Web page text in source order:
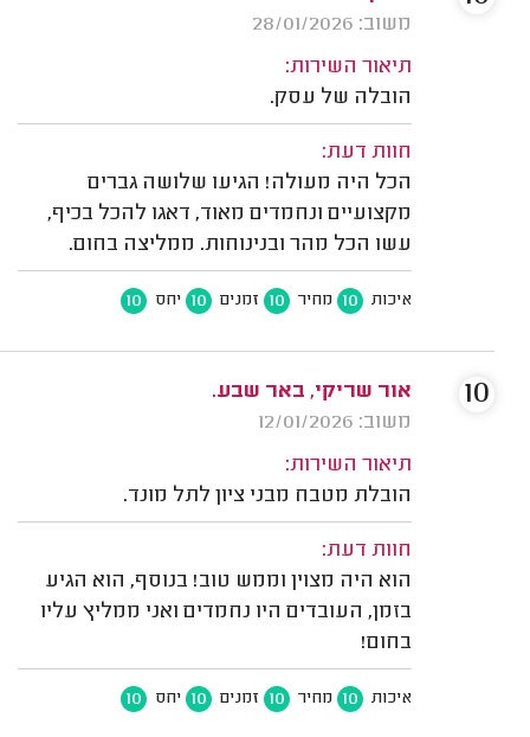
משוב: 28/01/2026
תיאור השירות:
הובלה של עסק.
חוות דעת:
הכל היה מעולה! הגיעו שלושה גברים
מקצועיים ונחמדים מאוד, דאגו להכל בכיף,
עשו הכל מהר ובנינוחות. ממליצה בחום.
איכות 10 מחיר 10 זמנים 10 יחס 10
אור שריקי, באר שבע.
משוב: 12/01/2026
תיאור השירות:
הובלת מטבח מבני ציון לתל מונד.
חוות דעת:
הוא היה מצוין וממש טוב! בנוסף, הוא הגיע
בזמן, העובדים היו נחמדים ואני ממליץ עליו
בחום!
איכות 10 מחיר 10 זמנים 10 יחס 10
10